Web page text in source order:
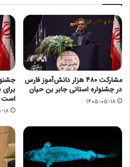
مشارکت ۴۸۰ هزار دانش‌آموز فارس
در جشنواره استانی جابر بن حیان
۱۴۰۵-۰۵-۱۸
است